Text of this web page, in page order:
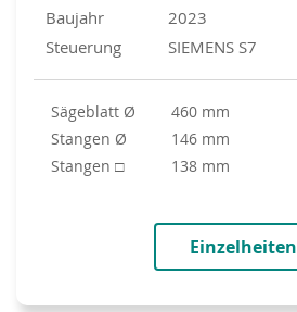
Baujahr
2023
Steuerung
SIEMENS S7
Sägeblatt Ø
460 mm
Stangen Ø
146 mm
Stangen □
138 mm
Einzelheiten